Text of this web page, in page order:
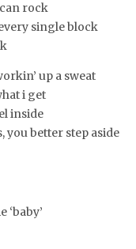
rock
single block
up a sweat
i get
inside
you better step aside
‘baby’